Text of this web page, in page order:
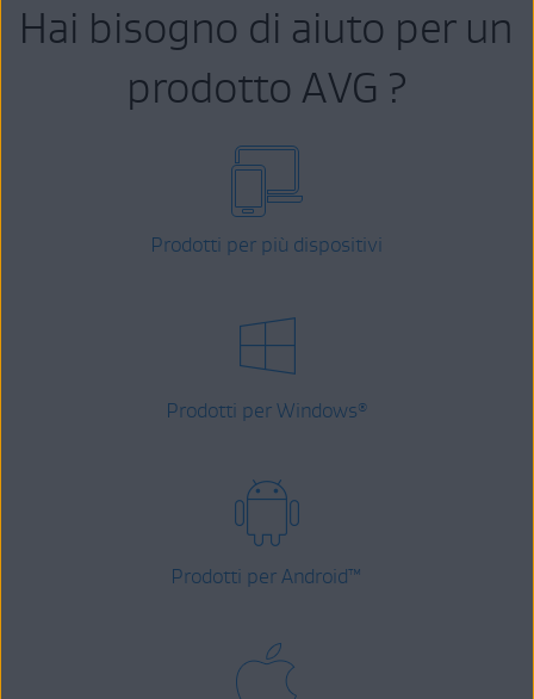
Hai bisogno di aiuto per un
prodotto AVG ?
Prodotti per più dispositivi
Prodotti per Windows®
Prodotti per Android™